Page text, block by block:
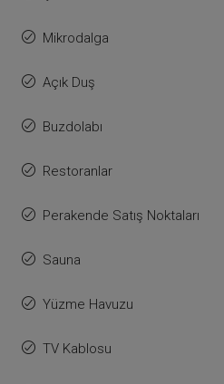
Mikrodalga
Açık Duş
Buzdolabı
Restoranlar
Perakende Satış Noktaları
Sauna
Yüzme Havuzu
TV Kablosu